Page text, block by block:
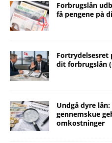
Forbrugslån
få pengene på
Fortrydelsesret
dit forbrugslån
Undgå dyre
gennemskue
omkostninger